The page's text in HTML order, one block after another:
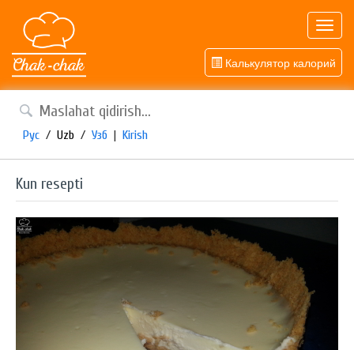
Калькулятор калорий
Рус / Uzb / Узб | Kirish
Kun resepti